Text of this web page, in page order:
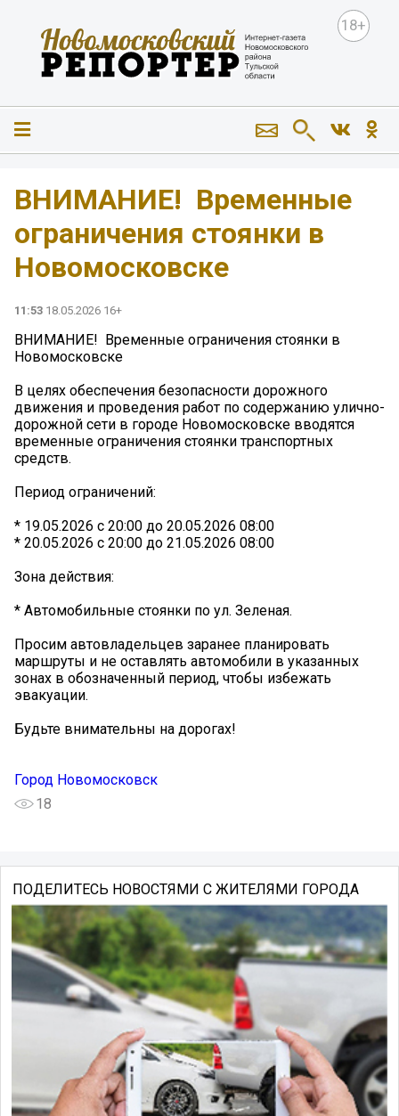
18+
ВНИМАНИЕ! ️ Временные
ограничения стоянки в
Новомосковске
11:53 18.05.2026 16+
ВНИМАНИЕ! ️ Временные ограничения стоянки в
Новомосковске
В целях обеспечения безопасности дорожного
движения и проведения работ по содержанию улично-
дорожной сети в городе Новомосковске вводятся
временные ограничения стоянки транспортных
средств.
Период ограничений:
* 19.05.2026 с 20:00 до 20.05.2026 08:00
* 20.05.2026 с 20:00 до 21.05.2026 08:00
Зона действия:
* Автомобильные стоянки по ул. Зеленая.
Просим автовладельцев заранее планировать
маршруты и не оставлять автомобили в указанных
зонах в обозначенный период, чтобы избежать
эвакуации.
Будьте внимательны на дорогах!
Город Новомосковск
18
ПОДЕЛИТЕСЬ НОВОСТЯМИ С ЖИТЕЛЯМИ ГОРОДА